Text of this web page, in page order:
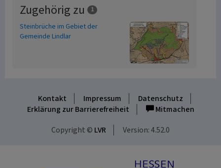
Zugehörig zu 1
Steinbrüche im Gebiet der
Gemeinde Lindlar
Kontakt Impressum
Datenschutz
Erklärung zur Barrierefreiheit
Mitmachen
Copyright © LVR Version: 4.52.0